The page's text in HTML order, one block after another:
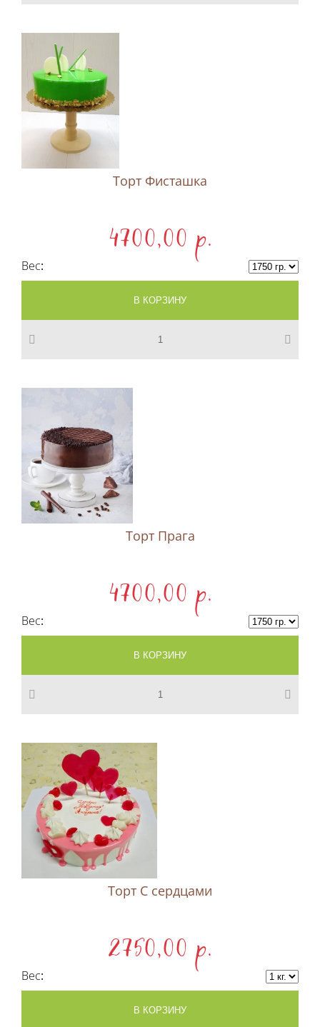
Торт Фисташка
4700,00 p.
Вес
Торт Прага
4700,00 p.
Вес
Торт С сердцами
2750,00 p.
Вес